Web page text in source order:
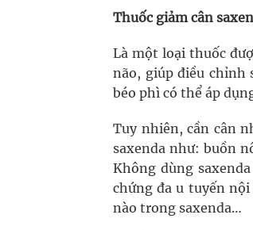
Thuốc giảm cân
Là một loại thuốc
não, giúp điều chỉnh
béo phì có thể áp
Tuy nhiên, cần cân
saxenda như: buồn
Không dùng
chứng đa u tuyến
nào trong saxenda…